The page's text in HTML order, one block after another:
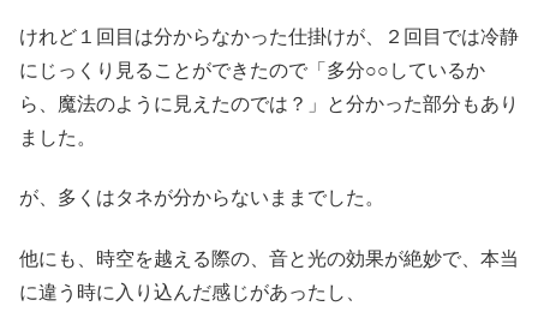
けれど１回目は分からなかった仕掛けが、２回目では冷静
にじっくり見ることができたので「多分○○しているか
ら、魔法のように見えたのでは？」と分かった部分もあり
ました。
が、多くはタネが分からないままでした。
他にも、時空を越える際の、音と光の効果が絶妙で、本当
に違う時に入り込んだ感じがあったし、